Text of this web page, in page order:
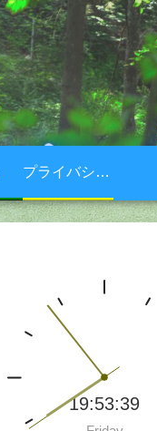
プライバシーポリシー